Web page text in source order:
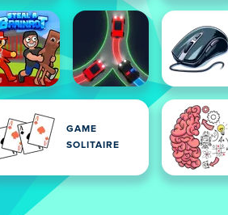
GAME
SOLITAIRE